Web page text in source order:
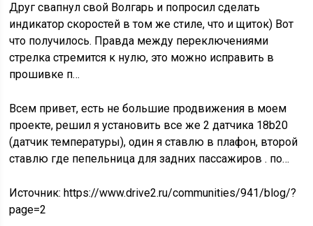
Друг свапнул свой Волгарь и попросил сделать
индикатор скоростей в том же стиле, что и щиток) Вот
что получилось. Правда между переключениями
стрелка стремится к нулю, это можно исправить в
прошивке п…
Всем привет, есть не большие продвижения в моем
проекте, решил я установить все же 2 датчика 18b20
(датчик температуры), один я ставлю в плафон, второй
ставлю где пепельница для задних пассажиров . по…
Источник:https://www.drive2.ru/communities/941/blog/?
page=2